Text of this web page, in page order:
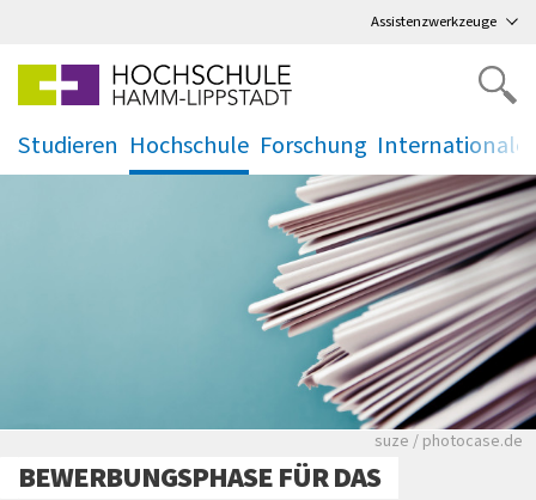
Assistenzwerkzeuge
Studieren
.
Hochschule
.
Forschung
. .
Viele Zeitungen.
suze / photocase.de
BEWERBUNGSPHASE FÜR DAS